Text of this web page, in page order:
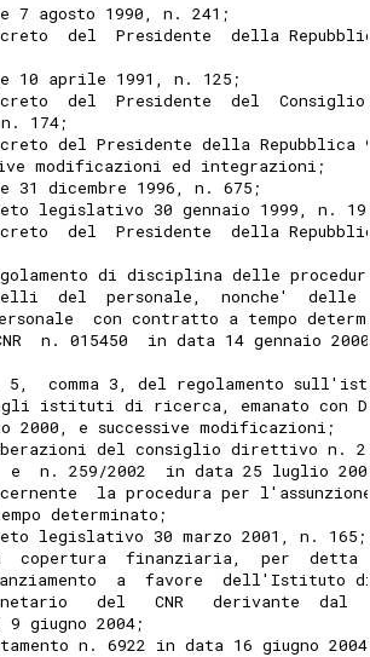
7 agosto 1990, n. 241;
del  Presidente  della
10 aprile 1991, n. 125;
del  Presidente  del
174;
del Presidente della Repubblica
modificazioni ed integrazioni;
31 dicembre 1996, n. 675;
legislativo 30 gennaio 1999, n.
del  Presidente  della
di disciplina delle
del  personale,  nonche'  delle
con contratto a tempo
n. 015450  in data 14 gennaio
5,  comma 3, del regolamento
istituti di ricerca, emanato con
2000, e successive modificazioni;
del consiglio direttivo n.
e  n. 259/2002  in data 25 luglio
la procedura per
determinato;
legislativo 30 marzo 2001, n. 165;
copertura  finanziaria,  per  detta
a  favore  dell'Istituto
del   CNR   derivante  dal
giugno 2004;
n. 6922 in data 16 giugno